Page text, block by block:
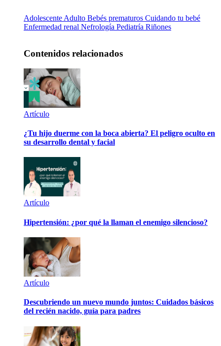
Adolescente Adulto Bebés prematuros Cuidando tu bebé
Enfermedad renal Nefrología Pediatría Riñones
Contenidos relacionados
Artículo
¿Tu hijo duerme con la boca abierta? El peligro oculto en
su desarrollo dental y facial
Artículo
Hipertensión: ¿por qué la llaman el enemigo silencioso?
Artículo
Descubriendo un nuevo mundo juntos: Cuidados básicos
del recién nacido, guía para padres